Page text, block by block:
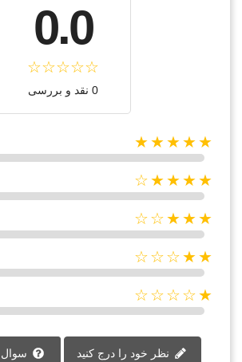
0.0
0 نقد و بررسی
★★★★★
★★★★☆
★★★☆☆
★★☆☆☆
★☆☆☆☆
سوال